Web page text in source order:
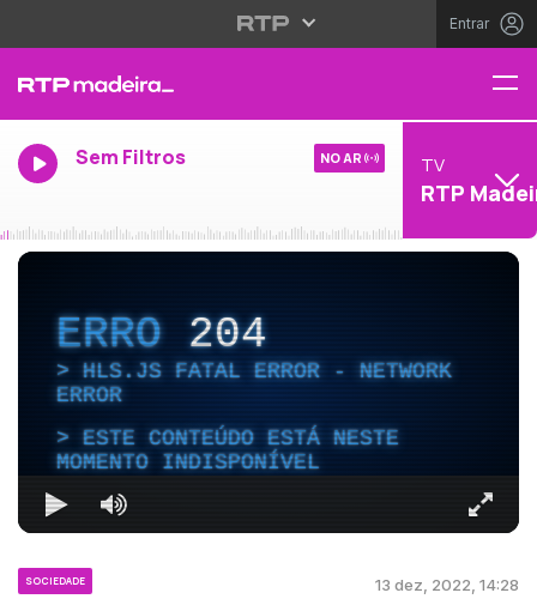
Entrar
Sem Filtros NO AR TV
RTP
ERRO204
HLS.JS FATAL ERROR - NETWORK
ERROR
ESTE CONTEÚDO ESTÁ NESTE
MOMENTO INDISPONÍVEL
SOCIEDADE 13 dez, 2022, 14:28